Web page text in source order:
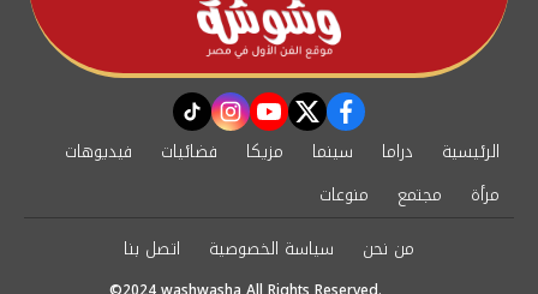
facebook
twitter
youtube
instagram
tiktok
الرئيسية دراما سينما مزيكا فضائيات
فيديوهات
مرأة
مجتمع
منوعات
من نحن
سياسة الخصوصية اتصل بنا